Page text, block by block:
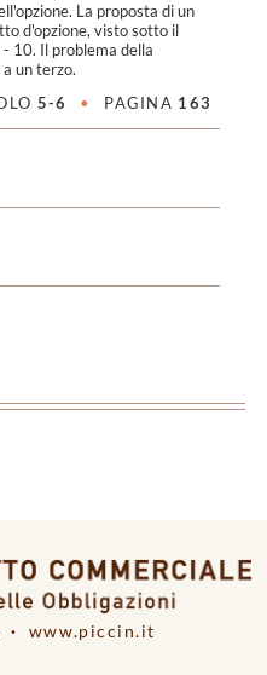
La proposta di un
d'opzione, visto sotto il
10. Il problema della
un terzo.
5-6 • PAGINA 163
· www.piccin.it